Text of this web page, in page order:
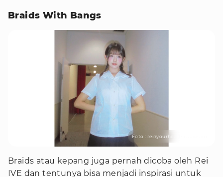
Braids With Bangs
Foto : reinyourheart/instagram
Braids atau kepang juga pernah dicoba oleh Rei
IVE dan tentunya bisa menjadi inspirasi untuk